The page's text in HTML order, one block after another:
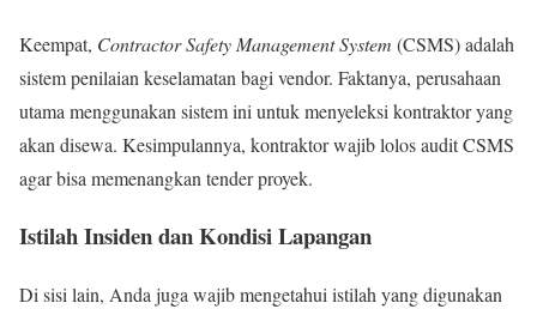
Keempat, Contractor Safety Management System (CSMS) adalah
sistem penilaian keselamatan bagi vendor. Faktanya, perusahaan
utama menggunakan sistem ini untuk menyeleksi kontraktor yang
akan disewa. Kesimpulannya, kontraktor wajib lolos audit CSMS
agar bisa memenangkan tender proyek.
Istilah Insiden dan Kondisi Lapangan
Di sisi lain, Anda juga wajib mengetahui istilah yang digunakan